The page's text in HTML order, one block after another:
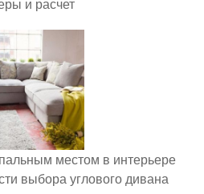
местом в интерьере
выбора углового дивана